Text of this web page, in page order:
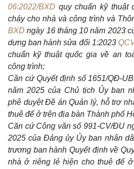
06:2022/BXD quy chuẩn kỹ thuật
cháy cho nhà và công trình và
BXD ngày 16 tháng 10 năm 2023
dựng ban hành sửa đổi 1:2023
chuẩn kỹ thuật quốc gia về an
công trình;
Căn cứ Quyết định số 1651/QĐ-
năm 2025 của Chủ tịch Ủy ban
phê duyệt Đề án Quản lý, hỗ trợ
thuê để ở trên địa bàn Thành phố
Căn cứ Công văn số 991-CV/ĐU
2025 của Đảng ủy Ủy ban nhân
trương ban hành Quyết định về
nhà ở riêng lẻ hiện cho thuê để